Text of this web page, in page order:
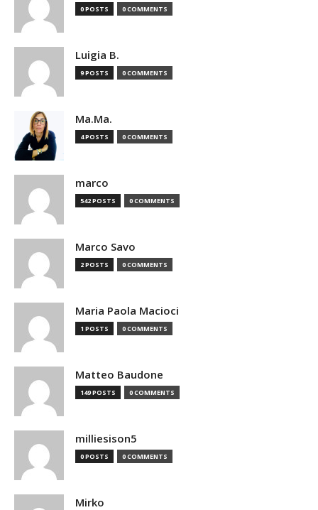
0 POSTS 0 COMMENTS
Luigia B.
9 POSTS 0 COMMENTS
Ma.Ma.
4 POSTS 0 COMMENTS
marco
542 POSTS 0 COMMENTS
Marco Savo
2 POSTS 0 COMMENTS
Maria Paola Macioci
1 POSTS 0 COMMENTS
Matteo Baudone
149 POSTS 0 COMMENTS
milliesison5
0 POSTS 0 COMMENTS
Mirko